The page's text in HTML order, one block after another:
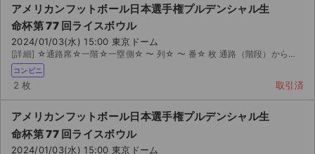
アメリカンフットボール日本選手権プルデンシャル生
命杯第 77 回ライスボウル
2024/01/03(水) 15:00 東京ドーム
[詳細] ☆通路席☆一階☆一塁側☆ 〜 列☆ 〜 番☆ 枚 通路（階段）から一席目と二席目の...
コンビニ
2 枚 取引済
アメリカンフットボール日本選手権プルデンシャル生
命杯第 77 回ライスボウル
2024/01/03(水) 15:00 東京ドーム